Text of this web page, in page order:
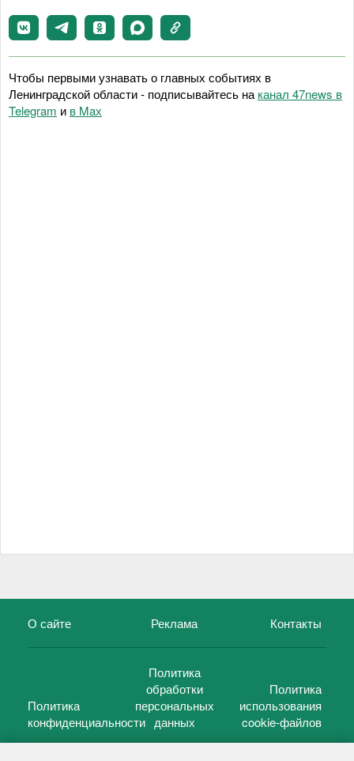
Чтобы первыми узнавать о главных событиях в
Ленинградской области - подписывайтесь на канал 47news в
Telegram и в Maх
О сайте Реклама Контакты
Политика
конфиденциальности
Политика
обработки
персональных
данных
Политика
использования
cookie-файлов